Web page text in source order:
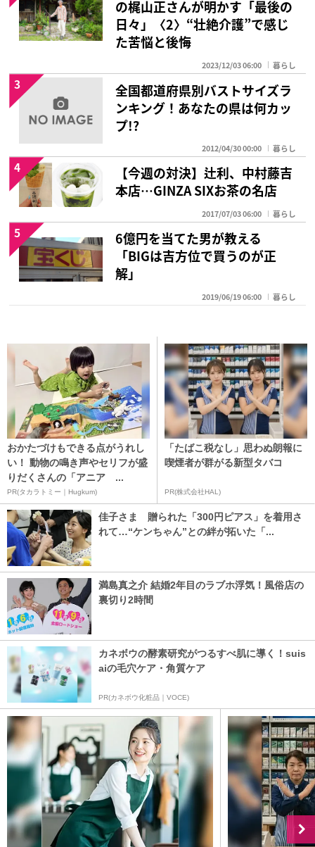
の梶山正さんが明かす「最後の
日々」〈2〉“壮絶介護”で感じ
た苦悩と後悔
2023/12/03 06:00 暮らし
全国都道府県別バストサイズラ
ンキング！あなたの県は何カッ
プ!?
2012/04/30 00:00 暮らし
3
【今週の対決】辻利、中村藤吉
本店…GINZA SIXお茶の名店
2017/07/03 06:00 暮らし
4
6億円を当てた男が教える
「BIGは吉方位で買うのが正
解」
2019/06/19 06:00 暮らし
5
おかたづけもできる点がうれし
い！ 動物の鳴き声やセリフが盛
りだくさんの「アニア ...
PR(タカラトミー｜Hugkum)
「たばこ税なし」思わぬ朗報に
喫煙者が群がる新型タバコ
PR(株式会社HAL)
佳子さま 贈られた「300円ピアス」を着用さ
れて…“ケンちゃん”との絆が拓いた「...
満島真之介 結婚2年目のラブホ浮気！風俗店の
裏切り2時間
カネボウの酵素研究がつるすべ肌に導く！suis
aiの毛穴ケア・角質ケア
PR(カネボウ化粧品｜VOCE)